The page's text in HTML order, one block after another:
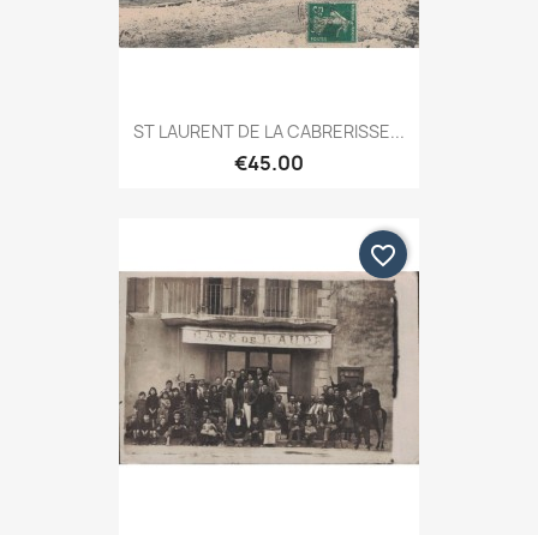
ST LAURENT DE LA CABRERISSE...
€45.00
favorite_border